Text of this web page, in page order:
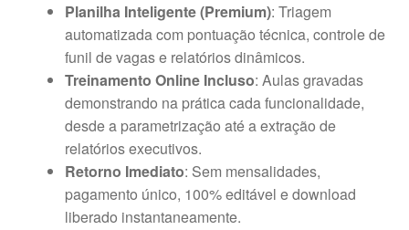
Planilha Inteligente (Premium): Triagem
automatizada com pontuação técnica, controle de
funil de vagas e relatórios dinâmicos.
Treinamento Online Incluso: Aulas gravadas
demonstrando na prática cada funcionalidade,
desde a parametrização até a extração de
relatórios executivos.
Retorno Imediato: Sem mensalidades,
pagamento único, 100% editável e download
liberado instantaneamente.